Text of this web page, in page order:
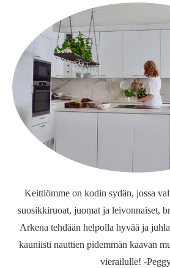
Keittiömme on kodin sydän, jossa
suosikkiruoat, juomat ja leivonnaiset,
Arkena tehdään helpolla hyvää ja
kauniisti nauttien pidemmän kaavan
vierailulle! -